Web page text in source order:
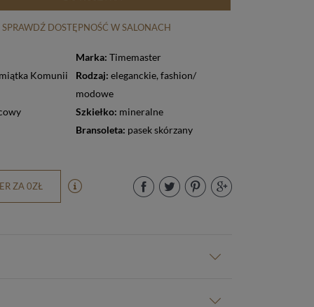
SPRAWDŹ DOSTĘPNOŚĆ W SALONACH
Marka: Timemaster
Rodzaj:eleganckie, fashion/
modowe
Szkiełko: mineralne
Bransoleta: pasek skórzany
ZA 0ZŁ